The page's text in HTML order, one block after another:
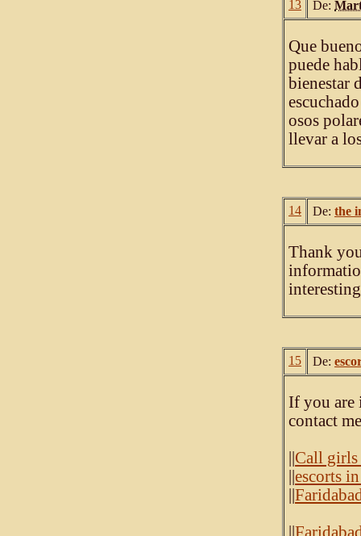
13 De:
Que
puede
bienestar
osos
llevar a
14 De: the
Thank
15 De:
If you are
contact
Call girls
escorts